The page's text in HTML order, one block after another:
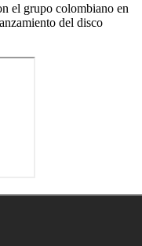
el grupo colombiano en
del disco